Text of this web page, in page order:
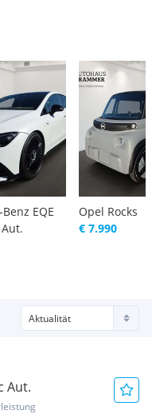
EQE
Opel Rocks
€ 7.990
Aut.